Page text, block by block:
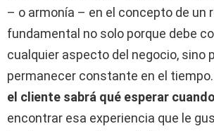
– o armonía – en el concepto de un
fundamental no solo porque debe
cualquier aspecto del negocio, sino
permanecer constante en el
el cliente sabrá qué esperar
encontrar esa experiencia que le